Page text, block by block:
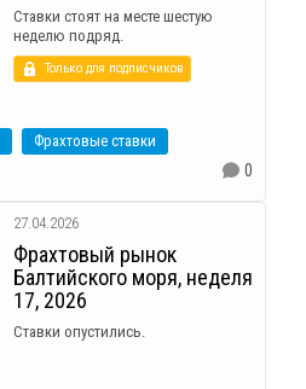
Ставки стоят на месте шестую
неделю подряд.
Только для подписчиков
Фрахтовые ставки
0
27.04.2026
Фрахтовый рынок
Балтийского моря, неделя
17, 2026
Ставки опустились.